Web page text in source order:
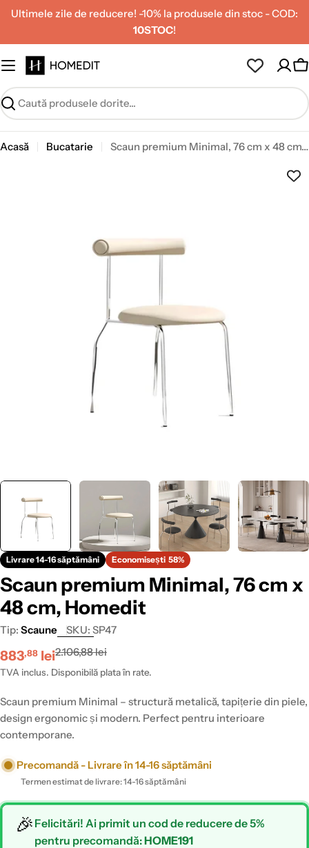
Treceți
Ultimele zile de reducere! -10% la produsele din stoc - COD:
10STOC!
Caută
Acasă Bucatarie Scaun premium Minimal, 76 cm x 48 cm, Homedit
Livrare 14-16 săptămâni Economisești 58%
Scaun premium Minimal, 76 cm x
48 cm, Homedit
Tip: Scaune SKU: SP47
Preț
redus
883,88 lei
Preț
obișnuit
2.106,88 lei
TVA inclus. Disponibilă plata în rate.
Scaun premium Minimal – structură metalică, tapițerie din piele,
design ergonomic și modern. Perfect pentru interioare
contemporane.
Precomandă - Livrare în 14-16 săptămâni
Termen estimat de livrare: 14-16 săptămâni
🎉 Felicitări! Ai primit un cod de reducere de 5%
pentru precomandă:HOME191